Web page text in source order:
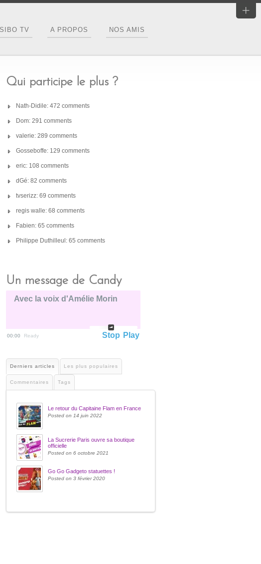
TV A PROPOS NOS AMIS
Qui participe le plus ?
Nath-Didile: 472 comments
Dom: 291 comments
valerie: 289 comments
Gosseboffe: 129 comments
eric: 108 comments
dGé: 82 comments
tvserizz: 69 comments
regis walle: 68 comments
Fabien: 65 comments
Philippe Duthilleul: 65 comments
Un message de Candy
Avec la voix d'Amélie Morin
00:00 Ready Play
Stop
Derniers articles Les plus populaires
Commentaires Tags
Le retour du Capitaine Flam en France
Posted on 14 juin 2022
La Sucrerie Paris ouvre sa boutique
officielle
Posted on 6 octobre 2021
Go Go Gadgeto statuettes !
Posted on 3 février 2020